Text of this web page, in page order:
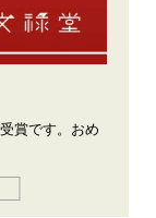
賞です。おめ